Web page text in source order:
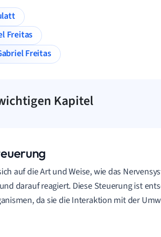
Freitas
Freitas
Kapitel
auf die Art und Weise, wie das
darauf reagiert. Diese Steuerung ist
da sie die Interaktion mit der